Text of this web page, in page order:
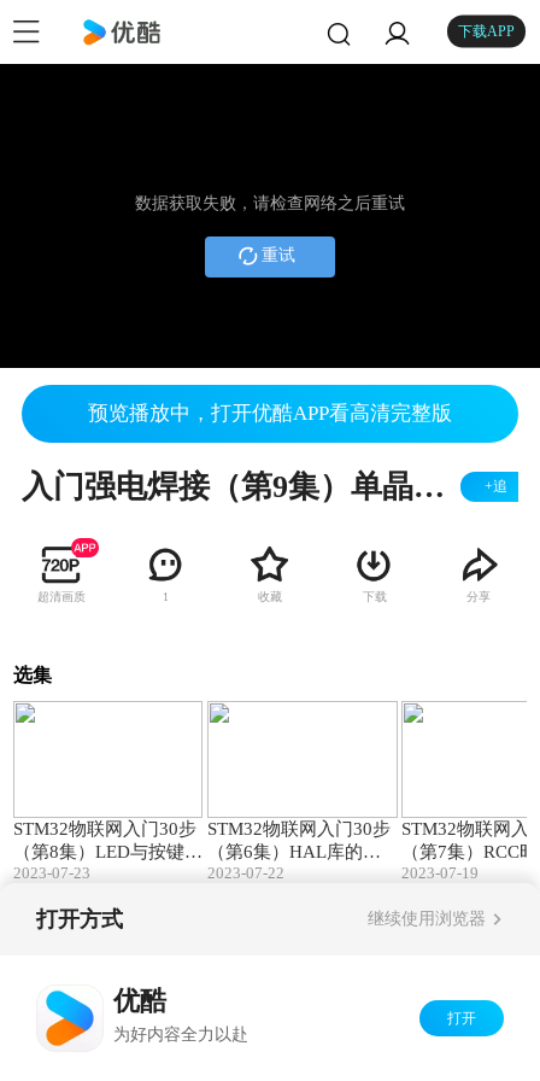
下载APP
数据获取失败，请检查网络之后重试
重试
预览播放中，打开优酷APP看高清完整版
入门强电焊接（第9集）单晶硅控制电路的设计 +追
超清画质 1 收藏 下载 分享
选集
STM32物联网入门30步
（第8集）LED与按键驱
动程序！
2023-07-23
STM32物联网入门30步
（第6集）HAL库的结
构与使用！
2023-07-22
STM32物联网入
（第7集）RCC
延时函数！
2023-07-19
打开方式 继续使用浏览器
优酷
为好内容全力以赴
打开